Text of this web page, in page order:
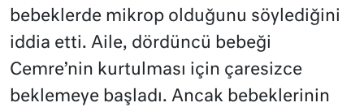
bebeklerde mikrop olduğunu söylediğini
iddia etti. Aile, dördüncü bebeği
Cemre’nin kurtulması için çaresizce
beklemeye başladı. Ancak bebeklerinin